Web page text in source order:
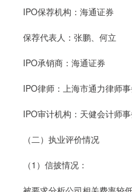
IPO保荐机构：海通证券
保荐代表人：张鹏、何立
IPO承销商：海通证券
IPO律师：上海市通力律师事
IPO审计机构：天健会计师事
（二）执业评价情况
（1）信披情况：